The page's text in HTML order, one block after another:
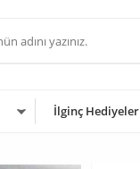
İlginç Hediyeler